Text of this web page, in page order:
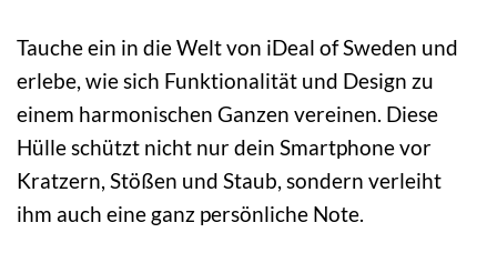
Tauche ein in die Welt von iDeal of Sweden und
erlebe, wie sich Funktionalität und Design zu
einem harmonischen Ganzen vereinen. Diese
Hülle schützt nicht nur dein Smartphone vor
Kratzern, Stößen und Staub, sondern verleiht
ihm auch eine ganz persönliche Note.